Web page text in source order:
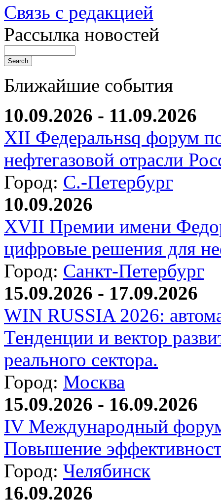
Связь с редакцией
Рассылка новостей
Ближайшие события
10.09.2026 - 11.09.2026
XII Федеральнsq форум
нефтегазовой отрасли
Город: С.-Петербург
10.09.2026
XVII Премии имени
цифровые решения для
Город: Санкт-Петербург
15.09.2026 - 17.09.2026
WIN RUSSIA 2026:
Тенденции и вектор
реального сектора.
Город: Москва
15.09.2026 - 16.09.2026
IV Международный
Повышение
Город: Челябинск
16.09.2026